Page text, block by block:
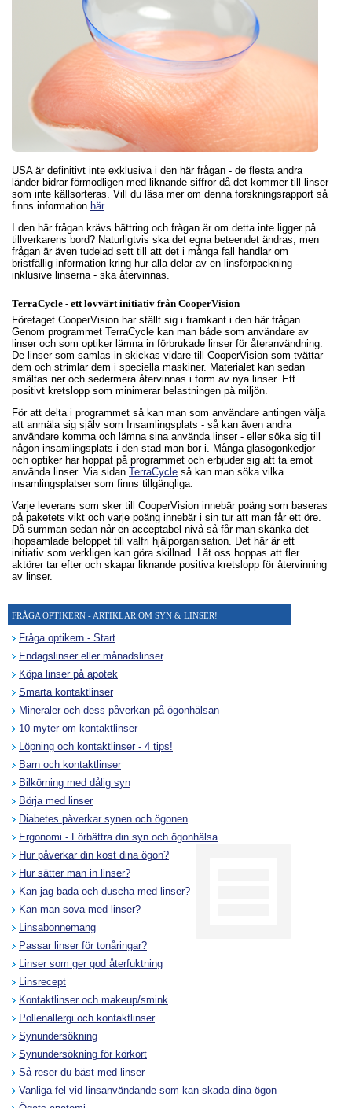
USA är definitivt inte exklusiva i den här frågan - de flesta andra
länder bidrar förmodligen med liknande siffror då det kommer till linser
som inte källsorteras. Vill du läsa mer om denna forskningsrapport så
finns information här.
I den här frågan krävs bättring och frågan är om detta inte ligger på
tillverkarens bord? Naturligtvis ska det egna beteendet ändras, men
frågan är även tudelad sett till att det i många fall handlar om
bristfällig information kring hur alla delar av en linsförpackning -
inklusive linserna - ska återvinnas.
TerraCycle - ett lovvärt initiativ från CooperVision
Företaget CooperVision har ställt sig i framkant i den här frågan.
Genom programmet TerraCycle kan man både som användare av
linser och som optiker lämna in förbrukade linser för återanvändning.
De linser som samlas in skickas vidare till CooperVision som tvättar
dem och strimlar dem i speciella maskiner. Materialet kan sedan
smältas ner och sedermera återvinnas i form av nya linser. Ett
positivt kretslopp som minimerar belastningen på miljön.
För att delta i programmet så kan man som användare antingen välja
att anmäla sig själv som Insamlingsplats - så kan även andra
användare komma och lämna sina använda linser - eller söka sig till
någon insamlingsplats i den stad man bor i. Många glasögonkedjor
och optiker har hoppat på programmet och erbjuder sig att ta emot
använda linser. Via sidan TerraCycle så kan man söka vilka
insamlingsplatser som finns tillgängliga.
Varje leverans som sker till CooperVision innebär poäng som baseras
på paketets vikt och varje poäng innebär i sin tur att man får ett öre.
Då summan sedan når en acceptabel nivå så får man skänka det
ihopsamlade beloppet till valfri hjälporganisation. Det här är ett
initiativ som verkligen kan göra skillnad. Låt oss hoppas att fler
aktörer tar efter och skapar liknande positiva kretslopp för återvinning
av linser.
FRÅGA OPTIKERN - ARTIKLAR OM SYN & LINSER!
Fråga optikern - Start
Endagslinser eller månadslinser
Köpa linser på apotek
Smarta kontaktlinser
Mineraler och dess påverkan på ögonhälsan
10 myter om kontaktlinser
Löpning och kontaktlinser - 4 tips!
Barn och kontaktlinser
Bilkörning med dålig syn
Börja med linser
Diabetes påverkar synen och ögonen
Ergonomi - Förbättra din syn och ögonhälsa
Hur påverkar din kost dina ögon?
Hur sätter man in linser?
Kan jag bada och duscha med linser?
Kan man sova med linser?
Linsabonnemang
Passar linser för tonåringar?
Linser som ger god återfuktning
Linsrecept
Kontaktlinser och makeup/smink
Pollenallergi och kontaktlinser
Synundersökning
Synundersökning för körkort
Så reser du bäst med linser
Vanliga fel vid linsanvändande som kan skada dina ögon